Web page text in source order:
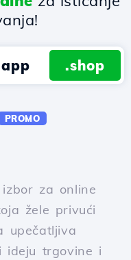
.shop
PROMO
za online
žele privući
upečatljiva
ideju trgovine i